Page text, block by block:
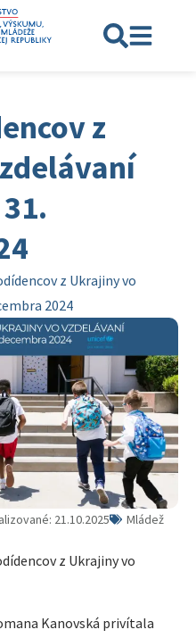
z
z Ukrajiny vo
2024
21.10.2025 Mládež
z Ukrajiny vo
Kanovská privítala